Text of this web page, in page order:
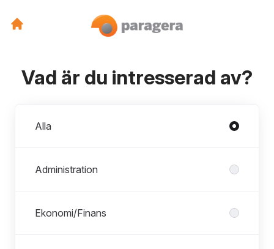
Vad är du intresserad av?
Alla
Administration
Ekonomi/Finans